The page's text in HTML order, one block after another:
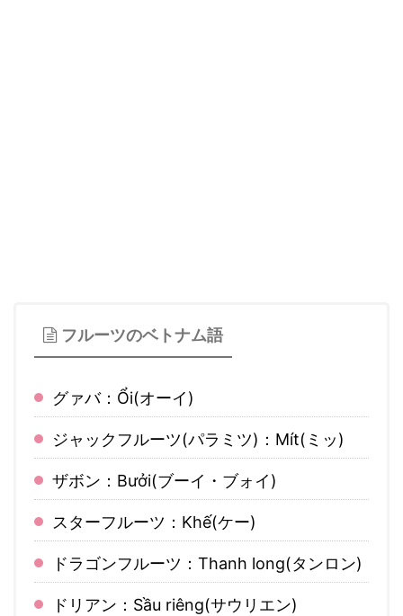
フルーツのベトナム語
グァバ：Ổi(オーイ)
ジャックフルーツ(パラミツ)：Mít(ミッ)
ザボン：Bưởi(ブーイ・ブォイ)
スターフルーツ：Khế(ケー)
ドラゴンフルーツ：Thanh long(タンロン)
ドリアン：Sầu riêng(サウリエン)